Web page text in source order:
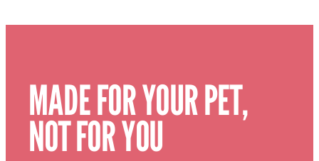
MADE FOR YOUR PET,
NOT FOR YOU